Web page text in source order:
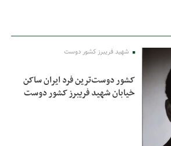
شهید فریبرز کشور دوست
کشور دوست‌ترین فرد ایران ساکن
خیابان شهید فریبرز کشور دوست